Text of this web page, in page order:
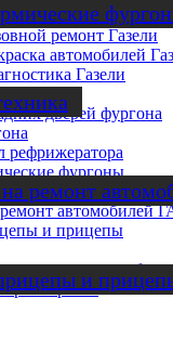
ремонт
и
Соболь
ремонт Газели
автомобилей
Газели
дверей фургона
рефрижератора
фургоны
автомобилей
и прицепы
кузовных работ
работ